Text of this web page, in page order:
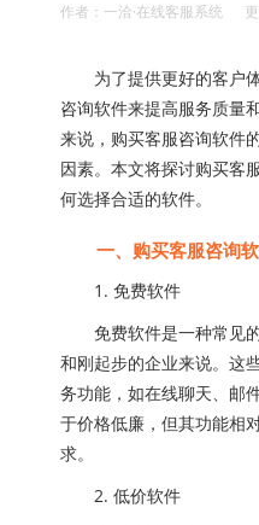
作者：一洽·在线客服系统
为了提供更好的客户体
咨询软件来提高服务质量
来说，购买客服咨询软件
因素。本文将探讨购买客
何选择合适的软件。
一、购买客服咨询软
1. 免费软件
免费软件是一种常见的
和刚起步的企业来说。这
务功能，如在线聊天、邮
于价格低廉，但其功能相
求。
2. 低价软件